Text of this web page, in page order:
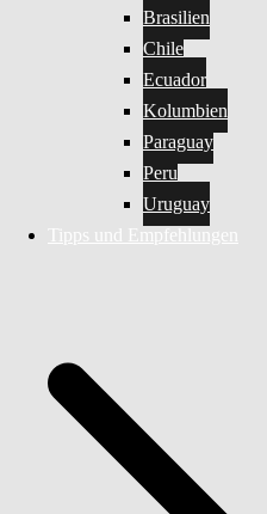
Brasilien
Chile
Ecuador
Kolumbien
Paraguay
Peru
Uruguay
Tipps und Empfehlungen